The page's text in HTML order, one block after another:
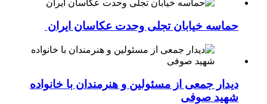
حماسه خیابان تجلی وحدت عکاسان ایران
دیدار جمعی از مسئولین و هنرمندان با خانواده
شهید صوفی